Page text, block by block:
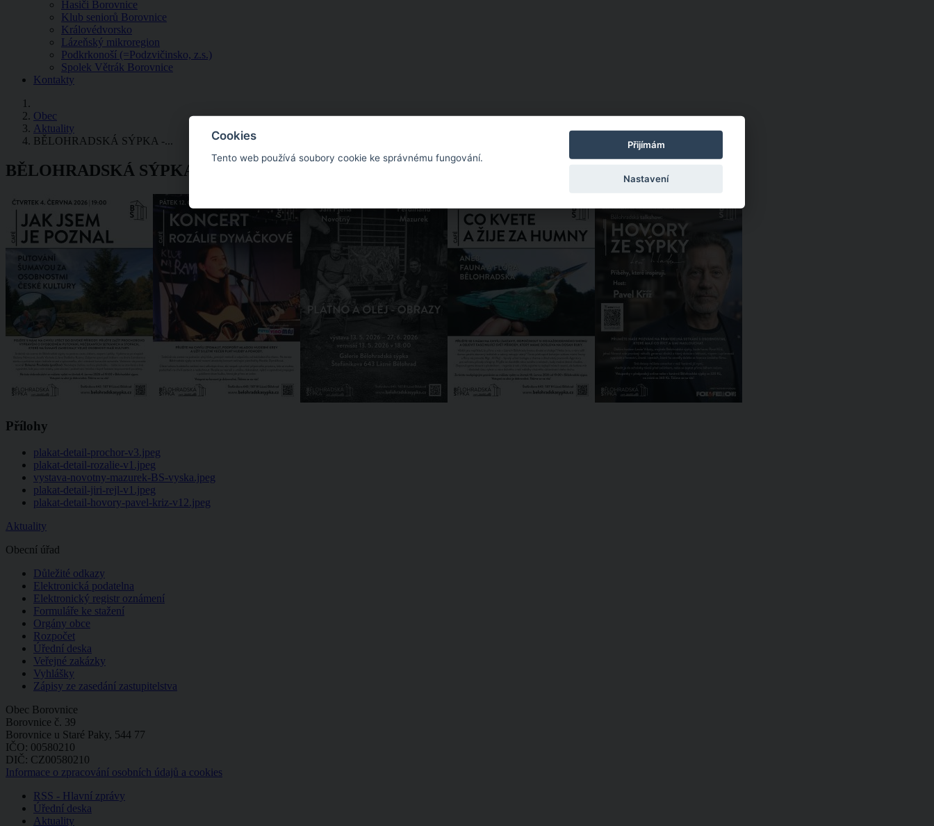
Hasiči Borovnice
Klub seniorů Borovnice
Královédvorsko
Lázeňský mikroregion
Podkrkonoší (=Podzvičinsko, z.s.)
Spolek Větrák Borovnice
Kontakty
Obec
Aktuality
BĚLOHRADSKÁ SÝPKA -...
BĚLOHRADSKÁ SÝPKA - POZVÁNKA - AKCE ČERVEN 2026
Přílohy
plakat-detail-prochor-v3.jpeg
plakat-detail-rozalie-v1.jpeg
vystava-novotny-mazurek-BS-vyska.jpeg
plakat-detail-jiri-rejl-v1.jpeg
plakat-detail-hovory-pavel-kriz-v12.jpeg
Aktuality
Obecní úřad
Důležité odkazy
Elektronická podatelna
Elektronický registr oznámení
Formuláře ke stažení
Orgány obce
Rozpočet
Úřední deska
Veřejné zakázky
Vyhlášky
Zápisy ze zasedání zastupitelstva
Obec Borovnice
Borovnice č. 39
Borovnice u Staré Paky, 544 77
IČO: 00580210
DIČ: CZ00580210
Informace o zpracování osobních údajů a cookies
RSS - Hlavní zprávy
Úřední deska
Aktuality
Cookies
Tento web používá soubory cookie ke správnému fungování.
Přijímám
Nastavení